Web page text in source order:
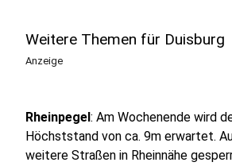
Weitere Themen für Duisburg
Anzeige
Rheinpegel: Am Wochenende wird
Höchststand von ca. 9m erwartet.
weitere Straßen in Rheinnähe